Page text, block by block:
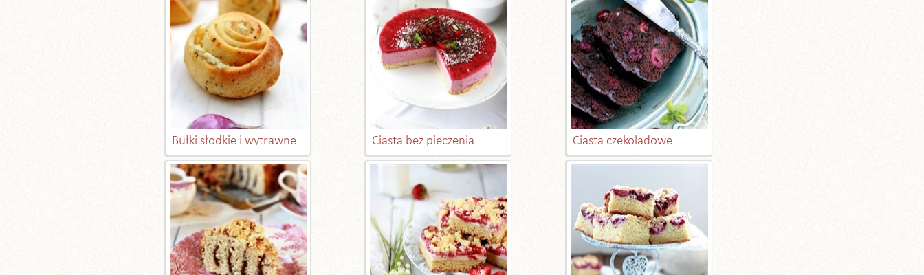
Bułki słodkie i wytrawne Ciasta bez pieczenia Ciasta czekoladowe